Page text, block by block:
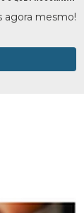
agora mesmo!